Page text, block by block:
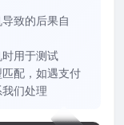
致的后果自
用于测试
配，如遇支付
们处理